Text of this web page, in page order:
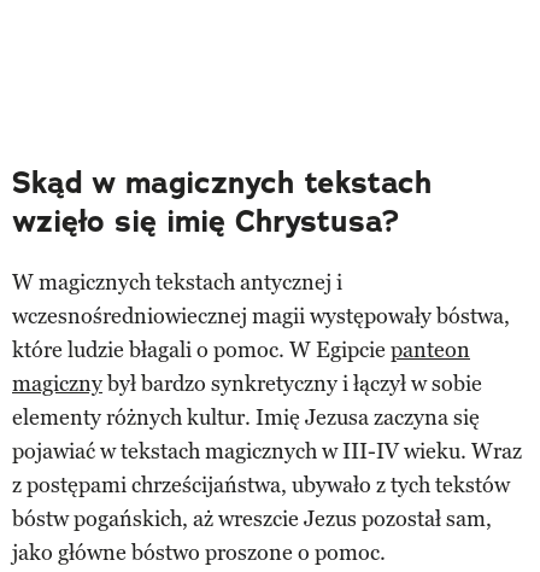
Skąd w magicznych tekstach
wzięło się imię Chrystusa?
W magicznych tekstach antycznej i
wczesnośredniowiecznej magii występowały bóstwa,
które ludzie błagali o pomoc. W Egipcie panteon
magicznybył bardzo synkretyczny i łączył w sobie
elementy różnych kultur. Imię Jezusa zaczyna się
pojawiać w tekstach magicznych w III-IV wieku. Wraz
z postępami chrześcijaństwa, ubywało z tych tekstów
bóstw pogańskich, aż wreszcie Jezus pozostał sam,
jako główne bóstwo proszone o pomoc.